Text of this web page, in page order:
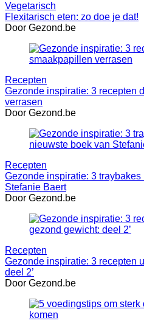
Vegetarisch
Flexitarisch eten: zo doe je dat!
Door Gezond.be
Recepten
Gezonde inspiratie: 3 recepten
verrasen
Door Gezond.be
Recepten
Gezonde inspiratie: 3
Stefanie Baert
Door Gezond.be
Recepten
Gezonde inspiratie: 3 recepten
deel 2’
Door Gezond.be